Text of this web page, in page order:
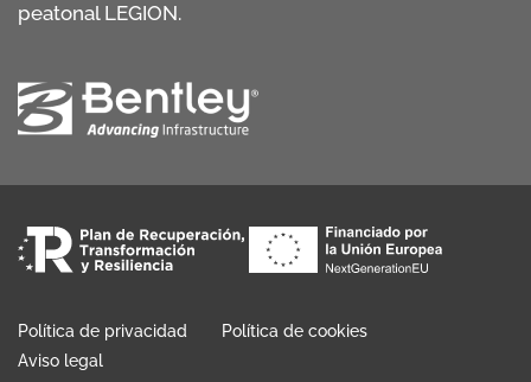
peatonal LEGION.
Política de privacidad
Política de cookies
Aviso legal